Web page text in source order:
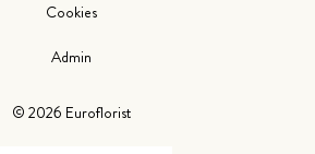
© 2026 Euroflorist
Cookies
Admin